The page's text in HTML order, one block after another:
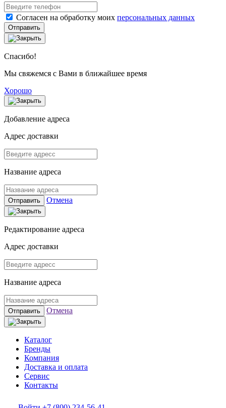
Согласен на обработку моих персональных данных
Отправить
Спасибо!
Мы свяжемся с Вами в ближайшее время
Хорошо
Добавление адреса
Адрес доставки
Название адреса
Отправить Отмена
Редактирование адреса
Адрес доставки
Название адреса
Отправить Отмена
Каталог
Бренды
Компания
Доставка и оплата
Сервис
Контакты